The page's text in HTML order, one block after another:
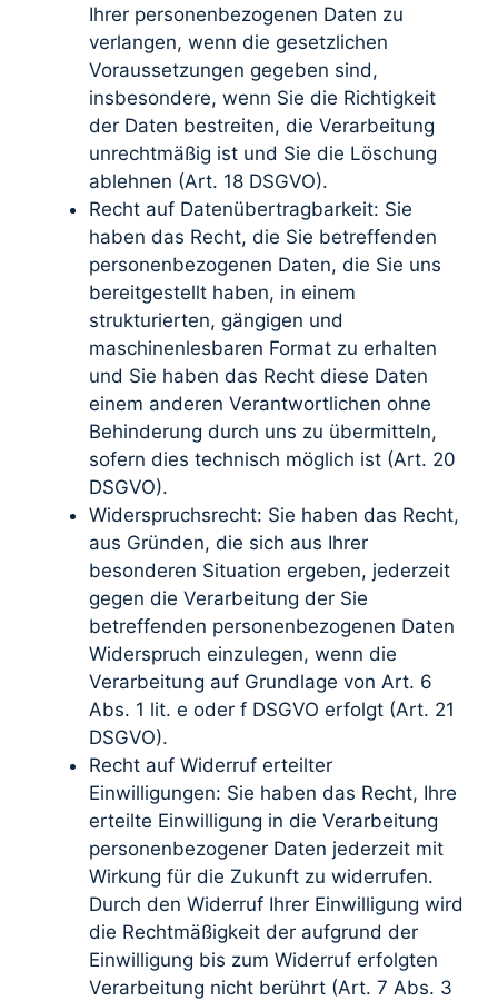
Ihrer personenbezogenen Daten zu
verlangen, wenn die gesetzlichen
Voraussetzungen gegeben sind,
insbesondere, wenn Sie die Richtigkeit
der Daten bestreiten, die Verarbeitung
unrechtmäßig ist und Sie die Löschung
ablehnen (Art. 18 DSGVO).
Recht auf Datenübertragbarkeit: Sie
haben das Recht, die Sie betreffenden
personenbezogenen Daten, die Sie uns
bereitgestellt haben, in einem
strukturierten, gängigen und
maschinenlesbaren Format zu erhalten
und Sie haben das Recht diese Daten
einem anderen Verantwortlichen ohne
Behinderung durch uns zu übermitteln,
sofern dies technisch möglich ist (Art. 20
DSGVO).
Widerspruchsrecht: Sie haben das Recht,
aus Gründen, die sich aus Ihrer
besonderen Situation ergeben, jederzeit
gegen die Verarbeitung der Sie
betreffenden personenbezogenen Daten
Widerspruch einzulegen, wenn die
Verarbeitung auf Grundlage von Art. 6
Abs. 1 lit. e oder f DSGVO erfolgt (Art. 21
DSGVO).
Recht auf Widerruf erteilter
Einwilligungen: Sie haben das Recht, Ihre
erteilte Einwilligung in die Verarbeitung
personenbezogener Daten jederzeit mit
Wirkung für die Zukunft zu widerrufen.
Durch den Widerruf Ihrer Einwilligung wird
die Rechtmäßigkeit der aufgrund der
Einwilligung bis zum Widerruf erfolgten
Verarbeitung nicht berührt (Art. 7 Abs. 3